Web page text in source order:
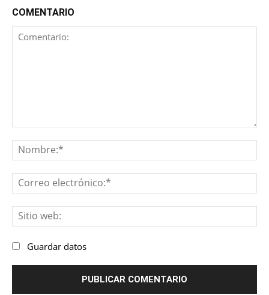
COMENTARIO
Guardar datos